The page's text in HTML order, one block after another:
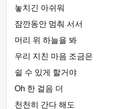
놓치긴 아쉬워
잠깐동안 멈춰 서서
머리 위 하늘을 봐
우리 지친 마음 조금은
쉴 수 있게 할거야
Oh 한 걸음 더
천천히 간다 해도